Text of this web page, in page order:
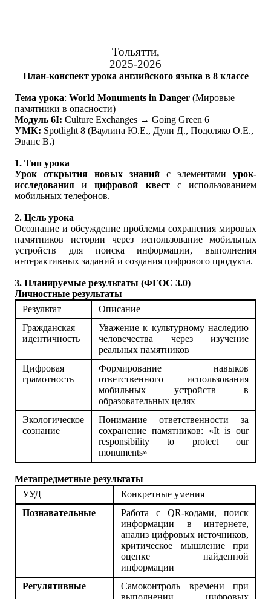
Тольятти,
2025-2026
План-конспект урока английского языка в 8 классе
Тема урока: World Monuments in Danger (Мировые
памятники в опасности)
Модуль 6I: Culture Exchanges → Going Green 6
УМК: Spotlight 8 (Ваулина Ю.Е., Дули Д., Подоляко О.Е.,
Эванс В.)
1. Тип урока
Урок открытия новых знаний с элементами урок-
исследования ицифровой квестс использованием
мобильных телефонов.
2. Цель урока
Осознание и обсуждение проблемы сохранения мировых
памятников истории через использование мобильных
устройств для поиска информации, выполнения
интерактивных заданий и создания цифрового продукта.
3. Планируемые результаты (ФГОС 3.0)
Личностные результаты
Результат
Описание
Гражданская
идентичность
Уважение к культурному наследию
человечества через изучение
реальных памятников
Цифровая
грамотность
Формирование навыков
ответственного использования
мобильных устройств в
образовательных целях
Экологическое
сознание
Понимание ответственности
за
сохранение памятников: «It is our
responsibility to protect our
monuments»
Метапредметные результаты
УУД
Конкретные умения
Познавательные
Работа с QR-кодами, поиск
информации в интернете,
анализ цифровых источников,
критическое мышление при
оценке найденной
информации
Регулятивные
Самоконтроль времени при